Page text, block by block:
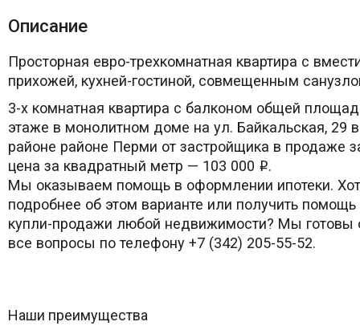
Описание
Просторная евро-трехкомнатная квартира с
прихожей, кухней-гостиной, совмещенным
3-х комнатная квартира с балконом общей
этаже в монолитном доме на ул. Байкальская, 29
районе районе Перми от застройщика в продаже
цена за квадратный метр — 103 000 i.
Мы оказываем помощь в оформлении ипотеки.
подробнее об этом варианте или получить помощь
купли-продажи любой недвижимости? Мы готовы
все вопросы по телефону +7 (342) 205-55-52.
Наши преимущества